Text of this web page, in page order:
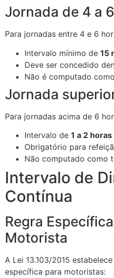
Jornada de 4 a
Para jornadas entre 4 e 6
Intervalo mínimo de 15
Deve ser concedido
Não é computado
Jornada
Para jornadas acima de 6
Intervalo de 1 a 2 horas
Obrigatório para
Não computado como
Intervalo de
Contínua
Regra
Motorista
A Lei 13.103/2015
específica para motoristas: